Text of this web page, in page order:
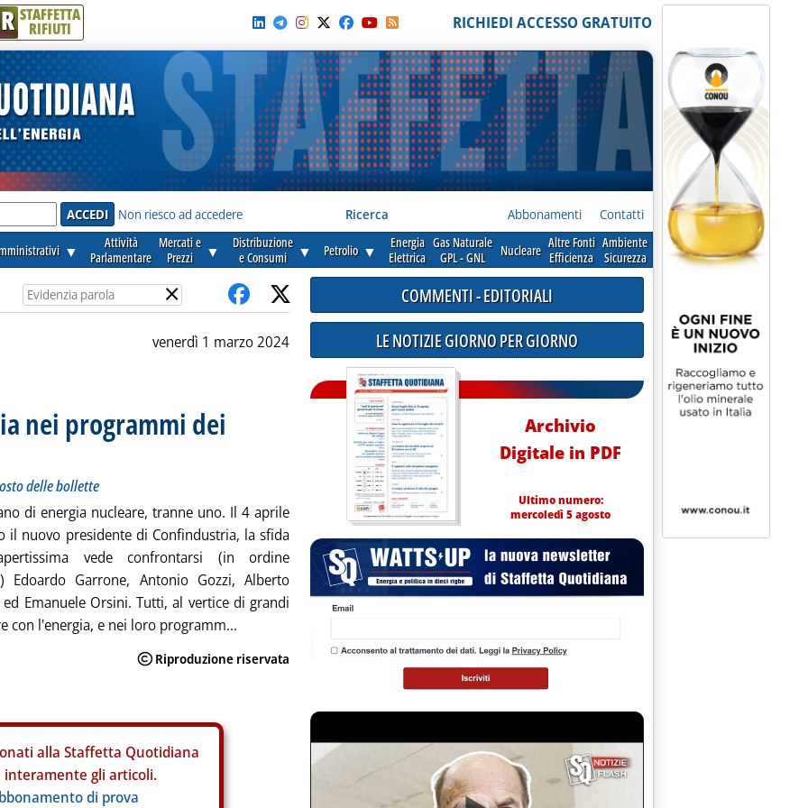
R STAFFETTA
RIFIUTI RICHIEDI ACCESSO GRATUITO
Non riesco ad accedere Ricerca Abbonamenti Contatti
▼
Attività
Parlamentare
Mercati e
Prezzi
▼
Distribuzione
e Consumi
▼ Petrolio ▼
Energia
Elettrica
Gas Naturale
GPL - GNL
Nucleare Altre Fonti
Efficienza
Ambiente
Sicurezza
×
venerdì 1 marzo 2024
nei programmi dei
delle bollette
di energia nucleare, tranne uno. Il 4 aprile
il nuovo presidente di Confindustria, la sfida
vede confrontarsi (in ordine
Edoardo Garrone, Antonio Gozzi, Alberto
Emanuele Orsini. Tutti, al vertice di grandi
con l'energia, e nei loro programm...
alla Staffetta Quotidiana
interamente gli articoli.
di prova
COMMENTI - EDITORIALI
LE NOTIZIE GIORNO PER GIORNO
Archivio
Digitale in PDF
Ultimo numero:
mercoledì 5 agosto